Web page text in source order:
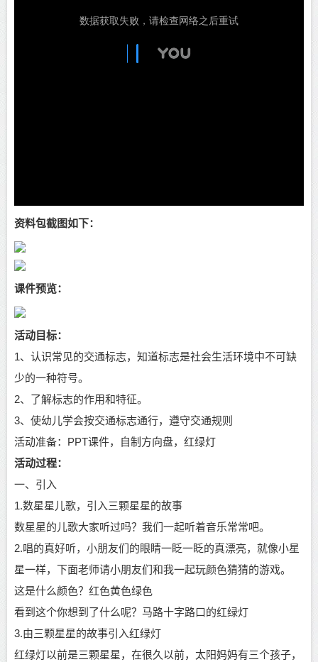
资料包截图如下：
课件预览：
活动目标：
1、认识常见的交通标志，知道标志是社会生活环境中不可缺
少的一种符号。
2、了解标志的作用和特征。
3、使幼儿学会按交通标志通行，遵守交通规则
活动准备：PPT课件，自制方向盘，红绿灯
活动过程：
一、引入
1.数星星儿歌，引入三颗星星的故事
数星星的儿歌大家听过吗？我们一起听着音乐常常吧。
2.唱的真好听，小朋友们的眼睛一眨一眨的真漂亮，就像小星
星一样，下面老师请小朋友们和我一起玩颜色猜猜的游戏。
这是什么颜色？红色黄色绿色
看到这个你想到了什么呢？马路十字路口的红绿灯
3.由三颗星星的故事引入红绿灯
红绿灯以前是三颗星星，在很久以前，太阳妈妈有三个孩子，